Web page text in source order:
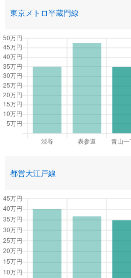
東京メトロ半蔵門線
都営大江戸線